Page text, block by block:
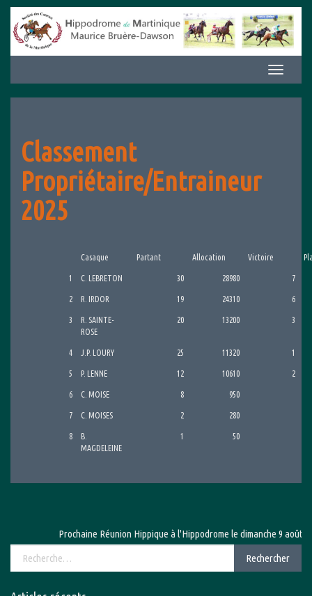
Aller
contenu
Afficher/
la
Classement
Propriétaire/Entraineur
2025
Casaque Partant Allocation Victoire
1 C. LEBRETON 30 28980 7
2 R. IRDOR 19 24310 6
3
R. SAINTE-
ROSE
20 13200 3
4 J.P. LOURY 25 11320 1
5 P. LENNE 12 10610 2
6 C. MOISE 8 950
7 C. MOISES 2 280
8
B.
MAGDELEINE
1 50
Prochaine Réunion Hippique à l'Hippodrome le dimanche 9 août
Rechercher